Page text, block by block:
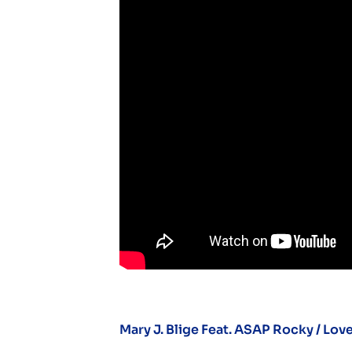
Mary J. Blige Feat. ASAP Rocky /